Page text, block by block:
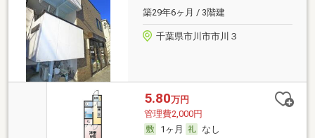
築29年6ヶ月 / 3階建
千葉県市川市市川３
5.80万円
管理費2,000円
1ヶ月
なし